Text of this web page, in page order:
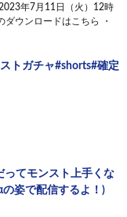
年7月11日（火）12時
ウンロードはこちら ・
トガチャ#shorts#確定
ってモンスト上手くな
の姿で配信するよ！)